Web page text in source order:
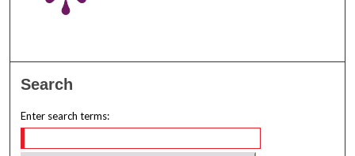
Search
Enter search terms: